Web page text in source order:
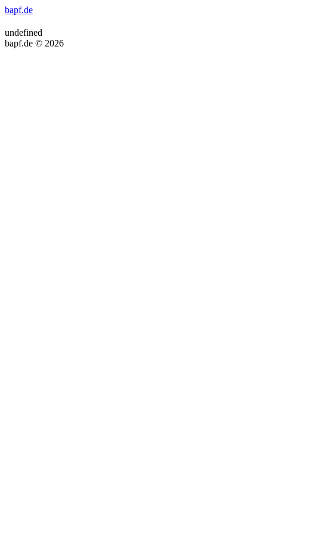
bapf.de
undefined
bapf.de © 2026